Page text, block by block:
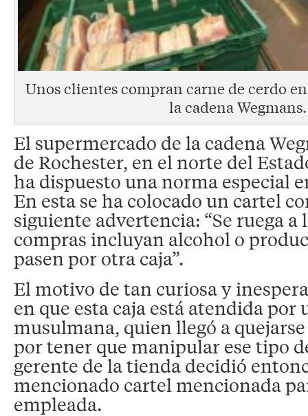
Unos clientes compran carne de cerdo
la cadena Wegmans.
El supermercado de la cadena
de Rochester, en el norte del
ha dispuesto una norma especial
En esta se ha colocado un cartel
siguiente advertencia: “Se ruega a
compras incluyan alcohol o
pasen por otra caja”.
El motivo de tan curiosa y
en que esta caja está atendida por
musulmana, quien llegó a
por tener que manipular ese tipo
gerente de la tienda decidió
mencionado cartel mencionada
empleada.